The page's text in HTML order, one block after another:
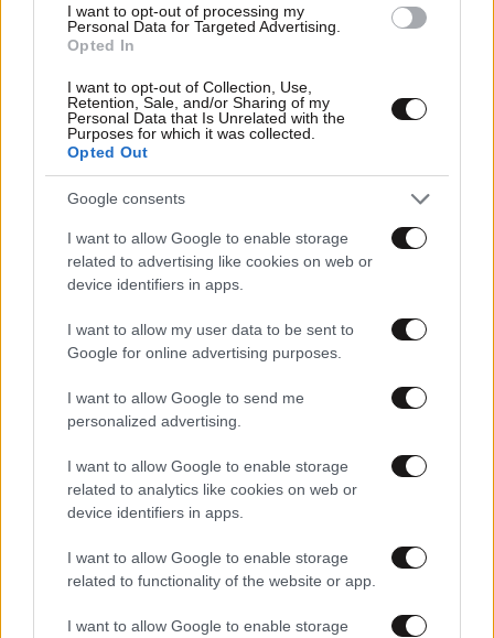
I want to opt-out of processing my
Personal Data for Targeted Advertising.
Opted In
I want to opt-out of Collection, Use,
Retention, Sale, and/or Sharing of my
Personal Data that Is Unrelated with the
Purposes for which it was collected.
Opted Out
Google consents
I want to allow Google to enable storage
related to advertising like cookies on web or
device identifiers in apps.
I want to allow my user data to be sent to
Google for online advertising purposes.
I want to allow Google to send me
personalized advertising.
I want to allow Google to enable storage
related to analytics like cookies on web or
device identifiers in apps.
I want to allow Google to enable storage
related to functionality of the website or app.
I want to allow Google to enable storage
20·10·2025 01:56
Εθνοφρουρά στο Σαν Φρανσίσκο
22·08·2025 21:37
Υόρκη, Σικάγο και Σαν Φρανσίσκο